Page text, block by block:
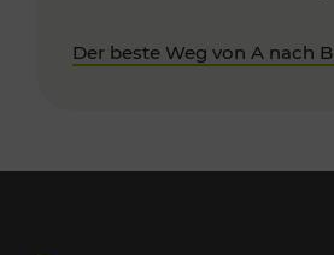
Der beste Weg von A nach B